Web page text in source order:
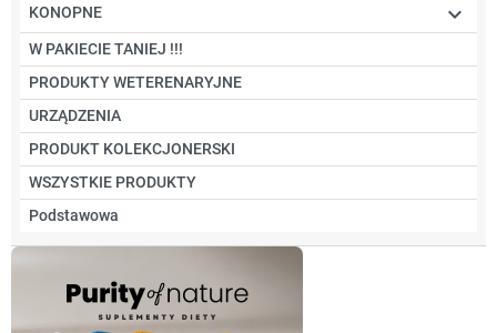
KONOPNE

W PAKIECIE TANIEJ !!!
PRODUKTY WETERENARYJNE
URZĄDZENIA
PRODUKT KOLEKCJONERSKI
WSZYSTKIE PRODUKTY
Podstawowa